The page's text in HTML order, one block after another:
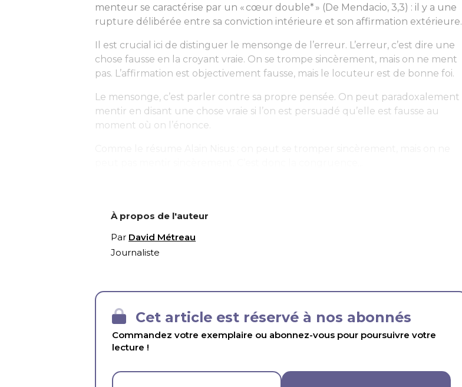
menteur se caractérise par un « cœur double* » ( De Mendacio, 3,3) : il y a une
rupture délibérée entre sa conviction intérieure et son affirmation extérieure.
Il est crucial ici de distinguer le mensonge de l’erreur. L’erreur, c’est dire une
chose fausse en la croyant vraie. On se trompe sincèrement, mais on ne ment
pas. L’affirmation est objectivement fausse, mais le locuteur est de bonne foi.
Le mensonge, c’est parler contre sa propre pensée. On peut paradoxalement
mentir en disant une chose vraie si l’on est persuadé qu’elle est fausse au
moment où on l’énonce.
À propos de l'auteur
Par David Métreau
Journaliste
Cet article est réservé à nos abonnés
Commandez votre exemplaire ou abonnez-vous pour poursuivre votre
lecture !